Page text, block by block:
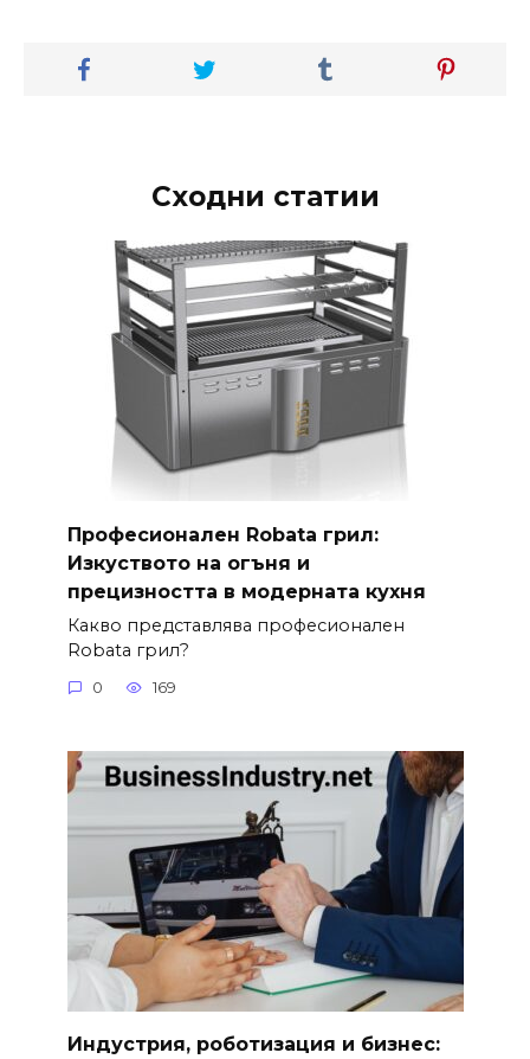
Сходни статии
Професионален Robata грил:
Изкуството на огъня и
прецизността в модерната кухня
Какво представлява професионален
Robata грил?
0 169
Индустрия, роботизация и бизнес: